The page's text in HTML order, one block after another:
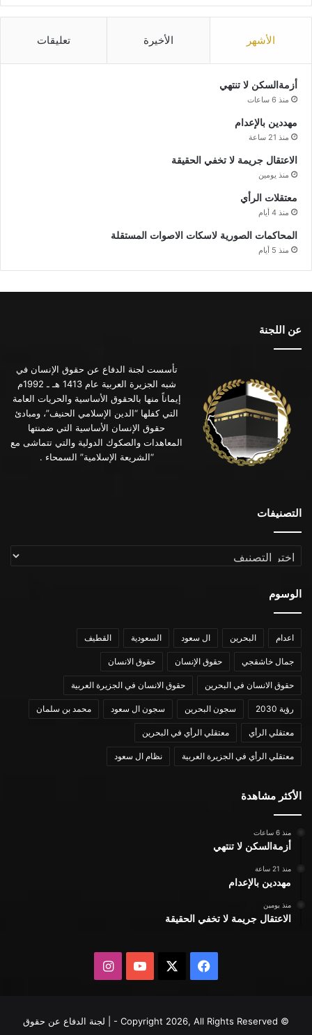
الأشهر الأخيرة تعليقات
أزمةالسكن لا تنتهي
منذ 6 ساعات
مهددين بالإعدام
منذ 21 ساعة
الاعتقال جريمة لا تخفي الحقيقة
منذ يومين
معتقلات الرأي
منذ 4 أيام
المحاكمات الصورية لاسكات الاصوات المستقلة
منذ 5 أيام
عن اللجنة
تأسست لجنة الدفاع عن حقوق الإنسان في
شبه الجزيرة العربية عام 1413 هـ ـ 1992م
إيماناً منها بالحقوق الأساسية والحريات العامة
التي كفلها “الدين الإسلامي الحنيف”، ومبادئ
حقوق الإنسان الأساسية التي ضمنتها
المعاهدات والصكوك الدولية والتي تتماشى مع
“الشريعة الإسلامية” السمحاء .
التصنيفات
التصنيفات
الوسوم
اعدام البحرين ال سعود السعودية القطيف
جمال خاشقجي حقوق الإنسان حقوق الانسان
حقوق الانسان في البحرين حقوق الانسان في الجزيرة العربية
رؤية 2030 سجون البحرين سجون ال سعود محمد بن سلمان
معتقلي الرأي معتقلي الرأي في البحرين
معتقلي الرأي في الجزيرة العربية نظام ال سعود
الأكثر مشاهدة
منذ 6 ساعات
أزمةالسكن لا تنتهي
منذ 21 ساعة
مهددين بالإعدام
منذ يومين
الاعتقال جريمة لا تخفي الحقيقة
فيسبوك يوتيوبانستقرام
© Copyright 2026, All Rights Reserved - | لجنة الدفاع عن حقوق